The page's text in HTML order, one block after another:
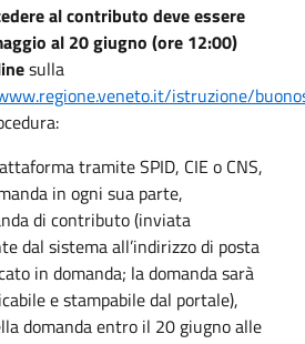
al contributo deve essere
al 20 giugno (ore 12:00)
sulla
istruzione/
tramite SPID, CIE o CNS,
in ogni sua parte,
di contributo (inviata
dal sistema all’indirizzo di posta
in domanda; la domanda sarà
e stampabile dal portale),
domanda entro il 20 giugno alle